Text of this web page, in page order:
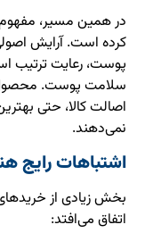
در همین مسیر،
کرده است. آرایش
پوست، رعایت ترتیب
سلامت پوست. محصول
اصالت کالا، حتی
نمی‌دهند.
اشتباهات رایج
بخش زیادی از
اتفاق می‌افتد: